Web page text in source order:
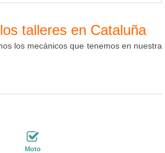
talleres en Cataluña
los mecánicos que tenemos en nuestra
Moto